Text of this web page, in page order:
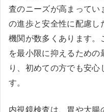
査のニーズが高まって
の進歩と安全性に配慮し
機関が数多くあります
を最小限に抑えるため
り、初めての方でも安
す。
内視鏡検査は、胃や大